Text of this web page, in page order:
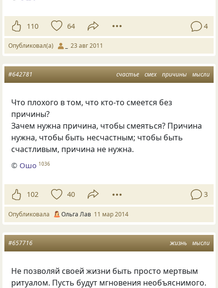
110 64 4
Опубликовал(а) 23 авг 2011
счастье смех причины мысли
#642781
Что плохого в том, что кто-то смеется без
причины?
Зачем нужна причина, чтобы смеяться? Причина
нужна, чтобы быть несчастным; чтобы быть
счастливым, причина не нужна.
© Ошо 1036
102 40 3
Опубликовала Ольга Лав 11 мар 2014
жизнь мысли
#657716
Не позволяй своей жизни быть просто мертвым
ритуалом. Пусть будут мгновения необъяснимого.